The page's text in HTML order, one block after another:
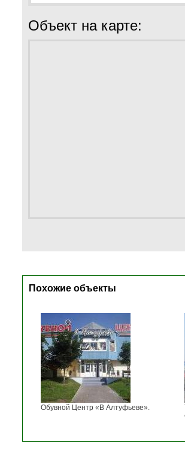
Объект на карте:
Похожие объекты
Обувной Центр «В Алтуфьеве».